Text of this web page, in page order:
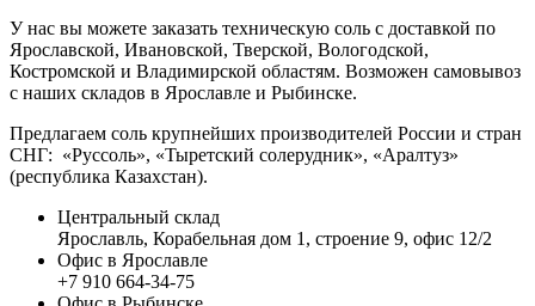
У нас вы можете заказать техническую соль с доставкой по
Ярославской, Ивановской, Тверской, Вологодской,
Костромской и Владимирской областям. Возможен самовывоз
с наших складов в Ярославле и Рыбинске.
Предлагаем соль крупнейших производителей России и стран
СНГ: «Руссоль», «Тыретский солерудник», «Аралтуз»
(республика Казахстан).
Центральный склад
Ярославль, Корабельная дом 1, строение 9, офис 12/2
Офис в Ярославле
+7 910 664-34-75